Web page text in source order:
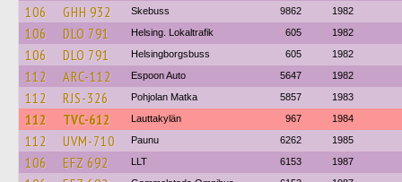
106 GHH 932 Skebuss 9862 1982
106 DLO 791 Helsing. Lokaltrafik 605 1982
106 DLO 791 Helsingborgsbuss 605 1982
112 ARC-112 Espoon Auto 5647 1982
112 RJS-326 Pohjolan Matka 5857 1983
112 TVC-612 Lauttakylän 967 1984
112 UVM-710 Paunu 6262 1985
106 EFZ 692 LLT 6153 1987